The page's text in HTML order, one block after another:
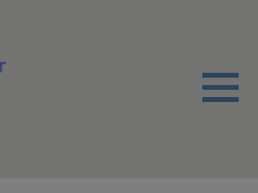
Menu